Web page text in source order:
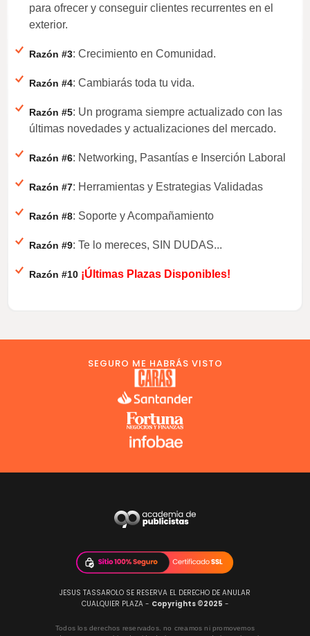
para ofrecer y conseguir clientes recurrentes en el
exterior.
Razón #3: Crecimiento en Comunidad.
Razón #4: Cambiarás toda tu vida.
Razón #5: Un programa siempre actualizado con las
últimas novedades y actualizaciones del mercado.
Razón #6: Networking, Pasantías e Inserción Laboral
Razón #7: Herramientas y Estrategias Validadas
Razón #8: Soporte y Acompañamiento
Razón #9: Te lo mereces, SIN DUDAS...
Razón #10 ¡Últimas Plazas Disponibles!
SEGURO ME HABRÁS VISTO
JESUS TASSAROLO SE RESERVA EL DERECHO DE ANULAR
CUALQUIER PLAZA - Copyrights ©2025 -
Todos los derechos reservados. no creamos ni promovemos